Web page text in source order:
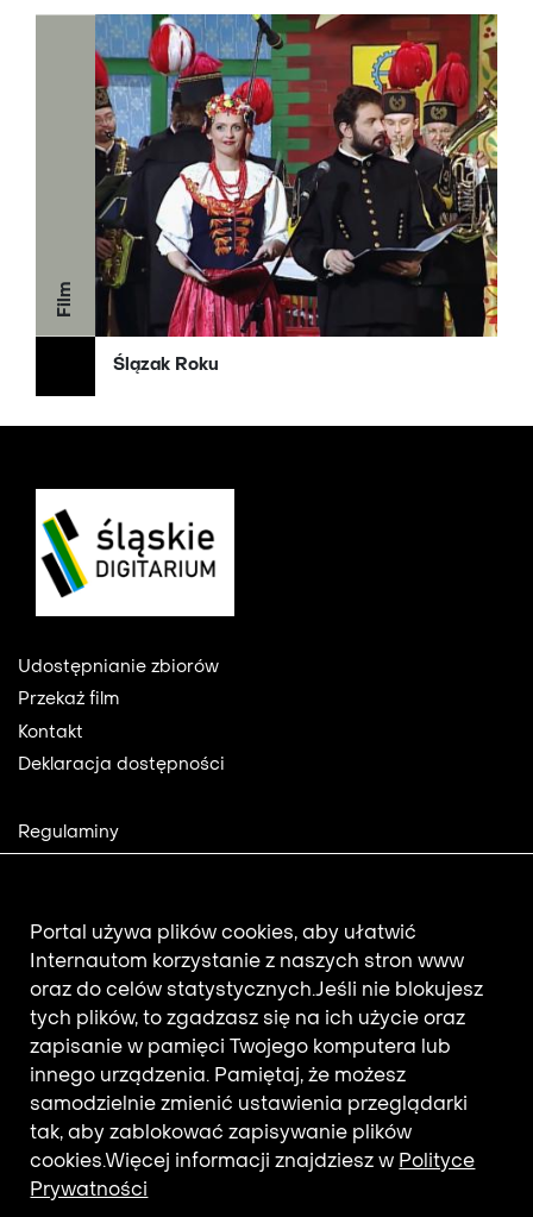
Film
Ślązak Roku
Footer
Udostępnianie zbiorów
Przekaż film
Kontakt
Deklaracja dostępności
Footer
2
Regulaminy
Aktualności
Newsletter
Adres e-mail subskrybenta.
Otrzymuj nowości z filmotekaslaska.com
Portal używa plików cookies, aby ułatwić
Internautom korzystanie z naszych stron www
oraz do celów statystycznych.Jeśli nie blokujesz
tych plików, to zgadzasz się na ich użycie oraz
zapisanie w pamięci Twojego komputera lub
innego urządzenia. Pamiętaj, że możesz
samodzielnie zmienić ustawienia przeglądarki
tak, aby zablokować zapisywanie plików
cookies.Więcej informacji znajdziesz w Polityce
Prywatności